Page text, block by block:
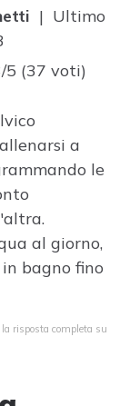
| Ultimo
5 (37 voti)
a
le
al giorno,
bagno fino
risposta completa su